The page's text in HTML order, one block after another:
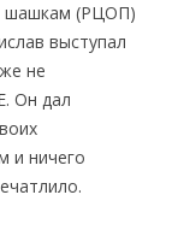
шашкам (РЦОП)
выступал
не
Он дал
и ничего